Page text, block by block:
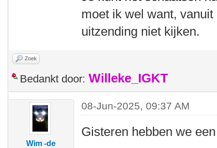
moet ik wel want,
uitzending niet kijken.
Zoek
Bedankt door: Willeke_IGKT
Wim -de
08-Jun-2025, 09:37 AM
Gisteren hebben we